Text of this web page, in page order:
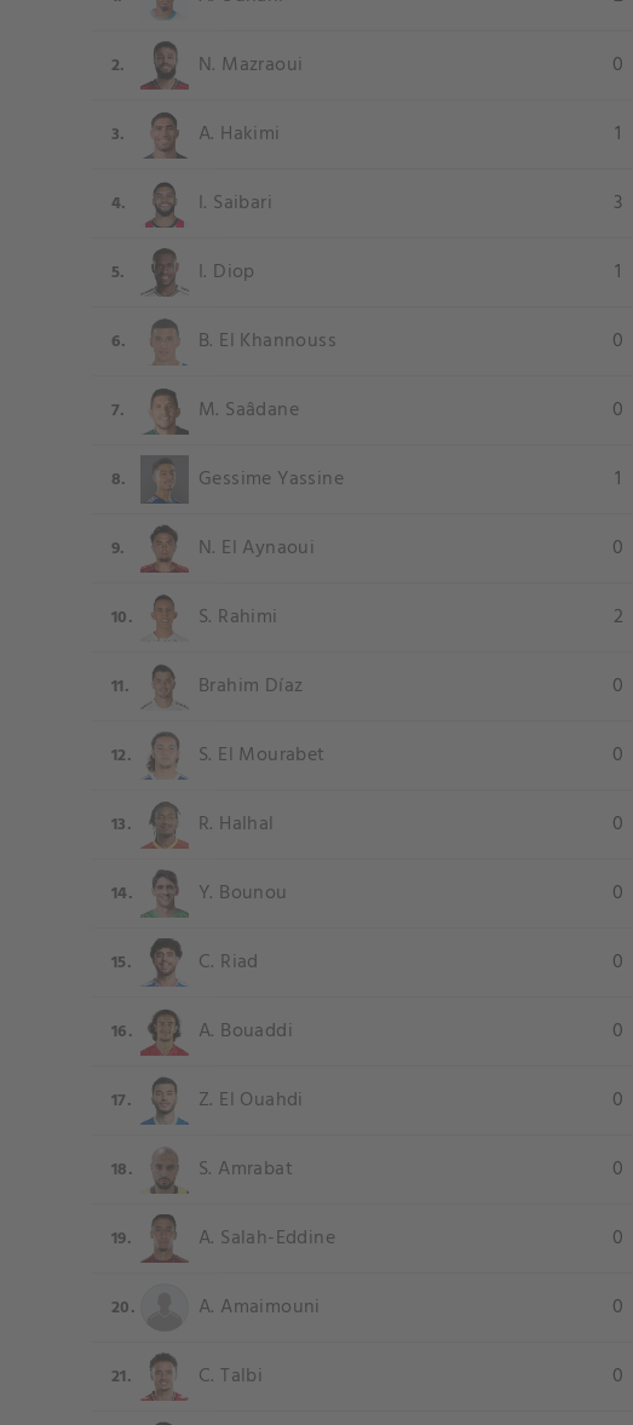
2. N. Mazraoui 0
3. A. Hakimi 1
4. I. Saibari 3
5. I. Diop 1
6. B. El Khannouss 0
7. M. Saâdane 0
8. Gessime Yassine 1
9. N. El Aynaoui 0
10. S. Rahimi 2
11. Brahim Díaz 0
12. S. El Mourabet 0
13. R. Halhal 0
14. Y. Bounou 0
15. C. Riad 0
16. A. Bouaddi 0
17. Z. El Ouahdi 0
18. S. Amrabat 0
19. A. Salah-Eddine 0
20. A. Amaimouni 0
21. C. Talbi 0